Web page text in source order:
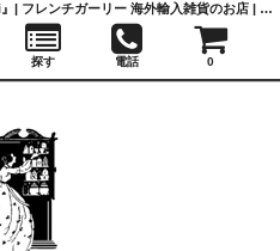
フランス雑貨・輸入雑貨『Zakka MiniMini』| フレンチガーリー 海外輸入雑貨のお店 | かわいい雑貨 | 蚤の市 | アンティーク
探す 電話 0